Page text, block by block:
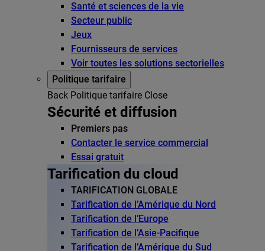
Santé et sciences de la vie
Secteur public
Jeux
Fournisseurs de services
Voir toutes les solutions sectorielles
Politique tarifaire
Back Politique tarifaire Close
Sécurité et diffusion
Premiers pas
Contacter le service commercial
Essai gratuit
Tarification du cloud
TARIFICATION GLOBALE
Tarification de l’Amérique du Nord
Tarification de l’Europe
Tarification de l’Asie-Pacifique
Tarification de l’Amérique du Sud